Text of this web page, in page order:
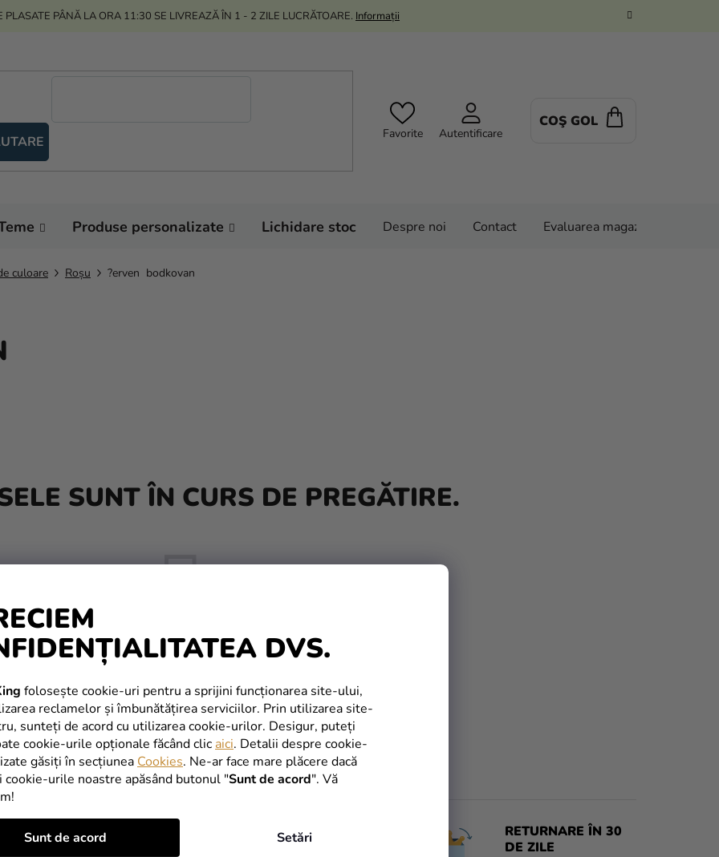
DVS.
folosește cookie-uri pentru a sprijini funcționarea site-ului,
reclamelor și îmbunătățirea serviciilor. Prin utilizarea site-
sunteți de acord cu utilizarea cookie-urilor. Desigur, puteți
cookie-urile opționale făcând clic aici. Detalii despre cookie-
găsiți în secțiunea Cookies. Ne-ar face mare plăcere dacă
cookie-urile noastre apăsând butonul "Sunt de acord". Vă
Setări
Sunt de acord
PLASATE PÂNĂ LA ORA 11:30 SE LIVREAZĂ ÎN 1 - 2 ZILE LUCRĂTOARE. Informații
Favorite Autentificare
COŞ GOL
Produse personalizate Lichidare stoc Despre noi Contact Evaluarea magazinului
culoare Roșu ?erven bodkovan
SUNT ÎN CURS DE PREGĂTIRE.
Dar puteţi vizualiza alte categorii.
INAPOI ÎN MAGAZIN
TRANSPORT
GRATUIT
LIVRARE ÎN 1 ZI
RETURNARE ÎN 30
DE ZILE